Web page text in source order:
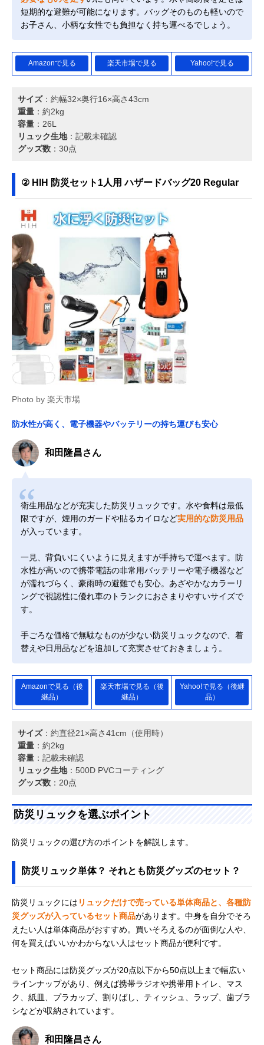
短期的な避難が可能になります。バッグそのものも軽いので
お子さん、小柄な女性でも負担なく持ち運べるでしょう。
Amazonで見る 楽天市場で見る Yahoo!で見る
サイズ：約幅32×奥行16×高さ43cm
重量 ：約2kg
容量 ：26L
リュック生地：記載未確認
グッズ数 ：30点
② HIH 防災セット1人用 ハザードバッグ20 Regular
Photo by 楽天市場
防水性が高く、電子機器やバッテリーの持ち運びも安心
和田隆昌さん
衛生用品などが充実した防災リュックです。水や食料は最低
限ですが、煙用のガードや貼るカイロなど実用的な防災用品
が入っています。
一見、背負いにくいように見えますが手持ちで運べます。防
水性が高いので携帯電話の非常用バッテリーや電子機器など
が濡れづらく、豪雨時の避難でも安心。あざやかなカラーリ
ングで視認性に優れ車のトランクにおさまりやすいサイズで
す。
手ごろな価格で無駄なものが少ない防災リュックなので、着
替えや日用品などを追加して充実させておきましょう。
Amazonで見る（後
継品）
楽天市場で見る（後
継品）
Yahoo!で見る（後継
品）
サイズ：約直径21×高さ41cm（使用時）
重量 ：約2kg
容量 ：記載未確認
リュック生地：500D PVCコーティング
グッズ数 ：20点
防災リュックを選ぶポイント
防災リュックの選び方のポイントを解説します。
防災リュック単体？ それとも防災グッズのセット？
防災リュックには リュックだけで売っている単体商品と、各種防
災グッズが入っているセット商品があります。中身を自分でそろ
えたい人は単体商品がおすすめ。買いそろえるのが面倒な人や、
何を買えばいいかわからない人はセット商品が便利です。
セット商品には防災グッズが20点以下から50点以上まで幅広い
ラインナップがあり、例えば携帯ラジオや携帯用トイレ、マス
ク、紙皿、プラカップ、割りばし、ティッシュ、ラップ、歯ブラ
シなどが収納されています。
和田隆昌さん